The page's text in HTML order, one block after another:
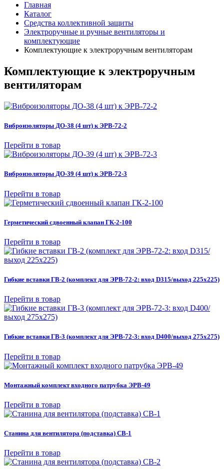
Главная
Каталог
Средства коллективной защиты
Электроручные и ручные вентиляторы и
комплектующие
Комплектующие к электроручным вентиляторам
Комплектующие к электроручным
вентиляторам
Виброизоляторы ДО-38 (4 шт) к ЭРВ-72-2
Перейти в товар
Виброизоляторы ДО-39 (4 шт) к ЭРВ-72-3
Перейти в товар
Герметический сдвоенный клапан ГК-2-100
Перейти в товар
Гибкие вставки ГВ-2 (комплект для ЭРВ-72-2: вход D315/выход 225х225)
Перейти в товар
Гибкие вставки ГВ-3 (комплект для ЭРВ-72-3: вход D400/выход 275х275)
Перейти в товар
Монтажный комплект входного патрубка ЭРВ-49
Перейти в товар
Станина для вентилятора (подставка) СВ-1
Перейти в товар